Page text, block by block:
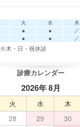
火 水 木
● ● ／
● ● ／
※木・日・祝休診
診療カレンダー
2026年 8月
火 水 木
28 29 30